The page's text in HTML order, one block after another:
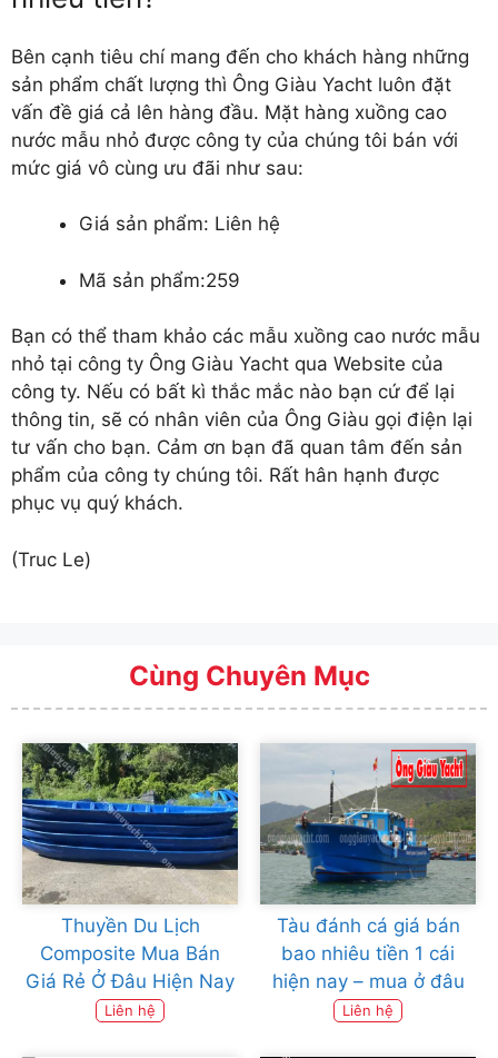
Bên cạnh tiêu chí mang đến cho khách hàng những
sản phẩm chất lượng thì Ông Giàu Yacht luôn đặt
vấn đề giá cả lên hàng đầu. Mặt hàng xuồng cao
nước mẫu nhỏ được công ty của chúng tôi bán với
mức giá vô cùng ưu đãi như sau:
Giá sản phẩm: Liên hệ
Mã sản phẩm:259
Bạn có thể tham khảo các mẫu xuồng cao nước mẫu
nhỏ tại công ty Ông Giàu Yacht qua Website của
công ty. Nếu có bất kì thắc mắc nào bạn cứ để lại
thông tin, sẽ có nhân viên của Ông Giàu gọi điện lại
tư vấn cho bạn. Cảm ơn bạn đã quan tâm đến sản
phẩm của công ty chúng tôi. Rất hân hạnh được
phục vụ quý khách.
(Truc Le)
Cùng Chuyên Mục
Thuyền Du Lịch
Composite Mua Bán
Giá Rẻ Ở Đâu Hiện Nay
Liên hệ
Tàu đánh cá giá bán
bao nhiêu tiền 1 cái
hiện nay – mua ở đâu
Liên hệ